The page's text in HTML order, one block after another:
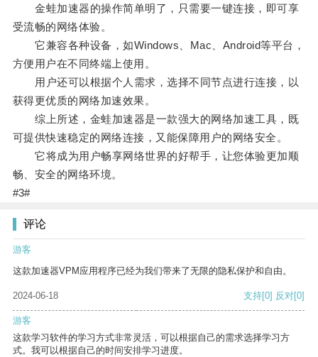
金蛙加速器的操作简单明了，只需要一键连接，即可享
受流畅的网络体验。
它兼容各种设备，如Windows、Mac、Android等平台，
方便用户在不同终端上使用。
用户还可以根据个人需求，选择不同节点进行连接，以
获得更优质的网络加速效果。
综上所述，金蛙加速器是一款强大的网络加速工具，既
可提供快速稳定的网络连接，又能保障用户的网络安全。
它将成为用户畅享网络世界的好帮手，让您体验更加顺
畅、安全的网络环境。
#3#
评论
游客
这款加速器VPM应用程序已经为我们带来了无限的隐私保护和自由。
2024-06-18 支持[0] 反对[0]
游客
这款学习软件的学习方式非常灵活，可以根据自己的需求选择学习方
式。我可以根据自己的时间安排学习进度。